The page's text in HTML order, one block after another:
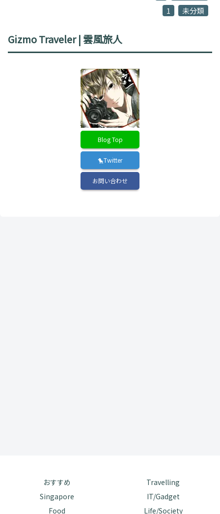
未分類
1
Gizmo Traveler | 雲風旅人
Blog Top
🐤Twitter
お問い合わせ
おすすめ
Travelling
Singapore
IT/Gadget
Food
Life/Society